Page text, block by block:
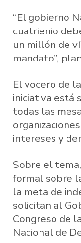
“El gobierno
cuatrienio
un millón de
mandato”,
El vocero de
iniciativa está
todas las
intereses y
Sobre el
formal sobre
la meta de
solicitan al
Congreso de
Nacional de